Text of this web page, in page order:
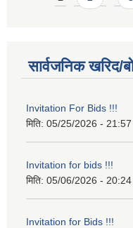
सार्वजनिक खरिद/
Invitation For Bids !!!
मिति: 05/25/2026 - 21:57
Invitation for bids !!!
मिति: 05/06/2026 - 20:24
Invitation for Bids !!!